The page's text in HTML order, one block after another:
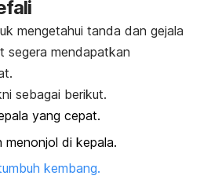
mengetahui tanda dan gejala
segera mendapatkan
sebagai berikut.
yang cepat.
menonjol di kepala.
kembang.